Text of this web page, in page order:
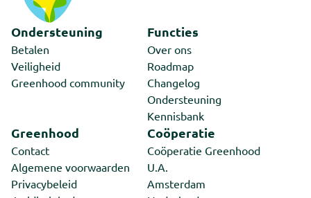
Ondersteuning
Betalen
Veiligheid
Greenhood community
Functies
Over ons
Roadmap
Changelog
Ondersteuning
Kennisbank
Greenhood
Contact
Algemene voorwaarden
Privacybeleid
Coöperatie
Coöperatie Greenhood
U.A.
Amsterdam